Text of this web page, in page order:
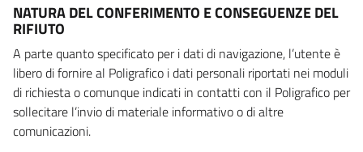
NATURA DEL CONFERIMENTO E CONSEGUENZE DEL
RIFIUTO
A parte quanto specificato per i dati di navigazione, l’utente è
libero di fornire al Poligrafico i dati personali riportati nei moduli
di richiesta o comunque indicati in contatti con il Poligrafico per
sollecitare l’invio di materiale informativo o di altre
comunicazioni.